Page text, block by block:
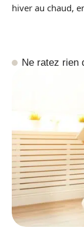
hiver au chaud,
Ne ratez rien